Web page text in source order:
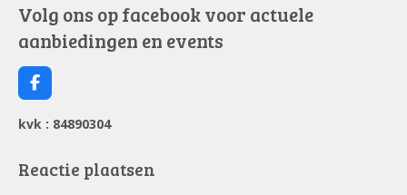
Volg ons op facebook voor actuele
aanbiedingen en events
F
a
c
e
o
kvk : 84890304
Reactie plaatsen